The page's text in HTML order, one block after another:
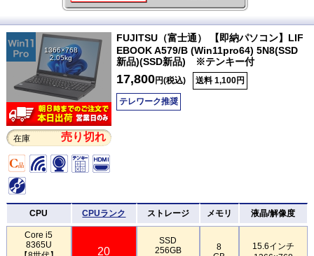
1366×768
2.05kg
在庫 売り切れ
FUJITSU（富士通） 【即納パソコン】LIF
EBOOK A579/B (Win11pro64) 5N8(SSD
新品)(SSD新品) ※テンキー付
17,800円(税込) 送料 1,100円
テレワーク推奨
CPU CPUランク ストレージ メモリ 液晶/解像度
Core i5
8365U
20
SSD
256GB
8
15.6インチ